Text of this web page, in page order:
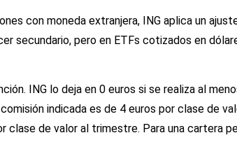
con moneda extranjera, ING aplica un
secundario, pero en ETFs cotizados en
ING lo deja en 0 euros si se realiza al
indicada es de 4 euros por clase de
clase de valor al trimestre. Para una cartera